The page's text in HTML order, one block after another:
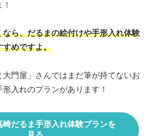
なら、だるまの絵付けや手形入れ体験
すめですよ。
大門屋」さんではまだ筆が持てないお
入れのプランがあります！
崎だるま手形入れ体験プランを